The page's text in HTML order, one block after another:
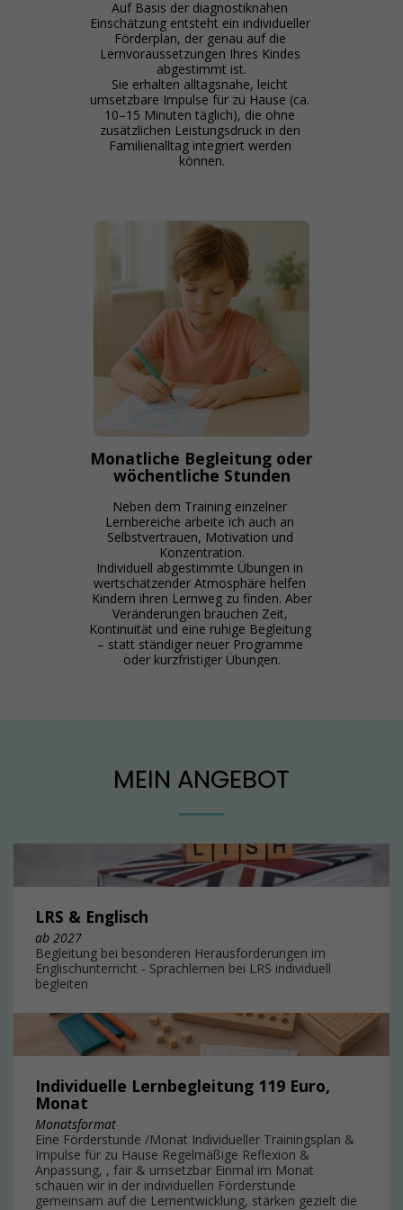
Auf Basis der diagnostiknahen
Einschätzung entsteht ein individueller
Förderplan, der genau auf die
Lernvoraussetzungen Ihres Kindes
abgestimmt ist.
Sie erhalten alltagsnahe, leicht
umsetzbare Impulse für zu Hause (ca.
10–15 Minuten täglich), die ohne
zusätzlichen Leistungsdruck in den
Familienalltag integriert werden
können.
Monatliche Begleitung oder
wöchentliche Stunden
Neben dem Training einzelner
Lernbereiche arbeite ich auch an
Selbstvertrauen, Motivation und
Konzentration.
Individuell abgestimmte Übungen in
wertschätzender Atmosphäre helfen
Kindern ihren Lernweg zu finden. Aber
Veränderungen brauchen Zeit,
Kontinuität und eine ruhige Begleitung
– statt ständiger neuer Programme
oder kurzfristiger Übungen.
MEIN ANGEBOT
LRS & Englisch
ab 2027
Begleitung bei besonderen Herausforderungen im
Englischunterricht - Sprachlernen bei LRS individuell
begleiten
Individuelle Lernbegleitung 119 Euro,
Monat
Monatsformat
Eine Förderstunde /Monat Individueller Trainingsplan &
Impulse für zu Hause Regelmäßige Reflexion &
Anpassung, , fair & umsetzbar Einmal im Monat
schauen wir in der individuellen Förderstunde
gemeinsam auf die Lernentwicklung, stärken gezielt die